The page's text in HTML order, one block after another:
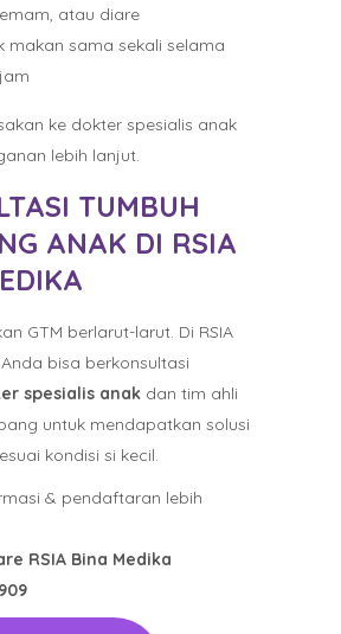
atau diare
makan sama sekali selama
ke dokter spesialis anak
lebih lanjut.
TUMBUH
ANAK DI RSIA
GTM berlarut-larut. Di RSIA
bisa berkonsultasi
spesialis anak dan tim ahli
untuk mendapatkan solusi
kondisi si kecil.
& pendaftaran lebih
RSIA Bina Medika